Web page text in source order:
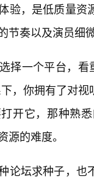
验，是低质量资
节奏以及演员细
择一个平台，看
，你拥有了对
开它，那种熟
源的难度。
论坛求种子，也